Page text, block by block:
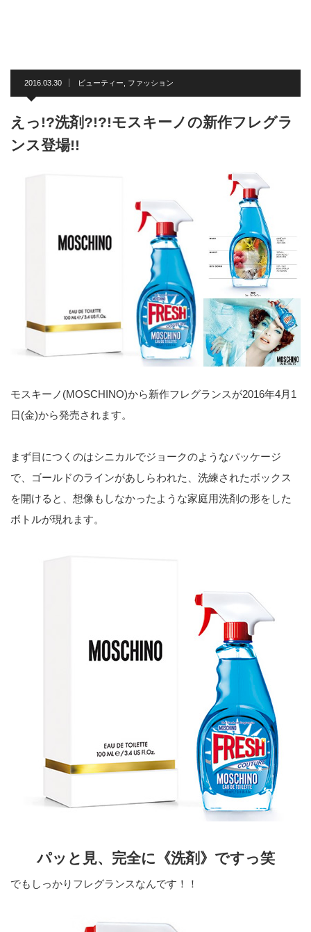
2016.03.30 ビューティー ファッション
えっ!?洗剤?!?!モスキーノの新作フレグラ
ンス登場!!
モスキーノ(MOSCHINO)から新作フレグランスが2016年4月1
日(金)から発売されます。
まず目につくのはシニカルでジョークのようなパッケージ
で、ゴールドのラインがあしらわれた、洗練されたボックス
を開けると、想像もしなかったような家庭用洗剤の形をした
ボトルが現れます。
パッと見、完全に《洗剤》ですっ笑
でもしっかりフレグランスなんです！！